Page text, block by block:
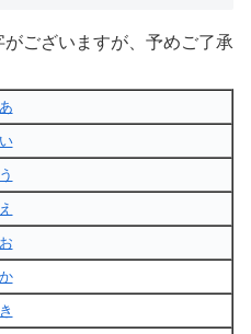
ございますが、予めご了承
あ
い
う
え
お
か
き